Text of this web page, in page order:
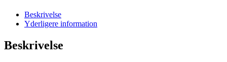
Beskrivelse
Yderligere information
Beskrivelse